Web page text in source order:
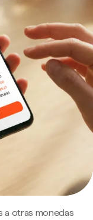
a otras monedas